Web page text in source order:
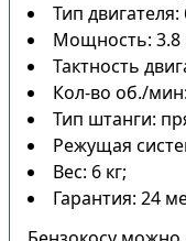
Тип
Мощность: 3.8
Тактность
Кол-во об./
Тип штанги:
Режущая
Вес: 6 кг;
Гарантия: 24